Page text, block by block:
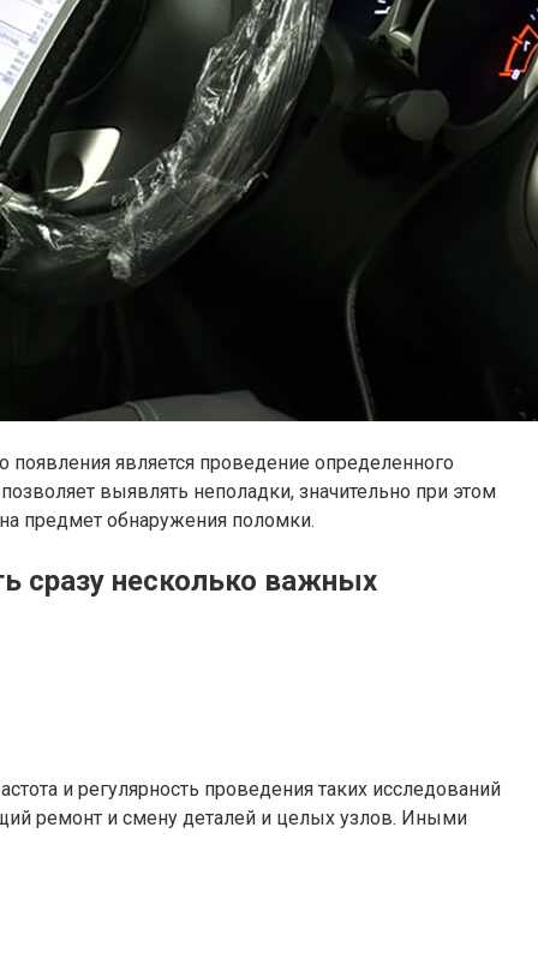
является проведение определенного
выявлять неполадки, значительно при этом
предмет обнаружения поломки.
сразу несколько важных
и регулярность проведения таких исследований
ремонт и смену деталей и целых узлов. Иными